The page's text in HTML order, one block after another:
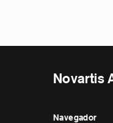
Novartis
Navegador